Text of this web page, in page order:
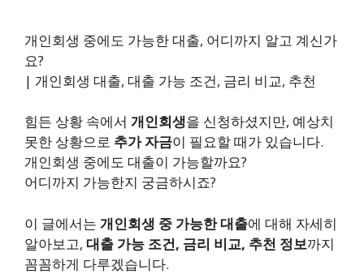
개인회생 중에도 가능한 대출, 어디까지 알고 계신가
요?
| 개인회생 대출, 대출 가능 조건, 금리 비교, 추천
힘든 상황 속에서 개인회생을 신청하셨지만, 예상치
못한 상황으로 추가 자금이 필요할 때가 있습니다.
개인회생 중에도 대출이 가능할까요?
어디까지 가능한지 궁금하시죠?
이 글에서는 개인회생 중 가능한 대출에 대해 자세히
알아보고, 대출 가능 조건, 금리 비교, 추천 정보까지
꼼꼼하게 다루겠습니다.